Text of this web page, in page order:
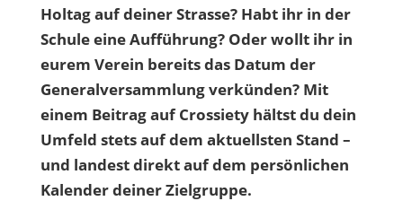
Holtag auf deiner Strasse? Habt ihr in der
Schule eine Aufführung? Oder wollt ihr in
eurem Verein bereits das Datum der
Generalversammlung verkünden? Mit
einem Beitrag auf Crossiety hältst du dein
Umfeld stets auf dem aktuellsten Stand –
und landest direkt auf dem persönlichen
Kalender deiner Zielgruppe.